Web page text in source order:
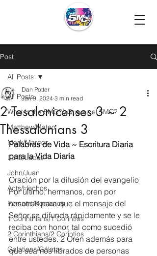
Post
All Posts
What is the 5MC?/¿Que es el 5MC?
Matthew/Mateo
Mark/Marcos
Luke/Lucas
John/Juan
Acts/Hechos
Romans/Romanos
1 Corinthians/1 Corintios
2 Corinthians/2 Corintios
Galatians/Gálatas
All Posts
2 Tesalonicenses 3 ~ 2
Thessalonians 3
Dan Potter
Jan 9, 2024 3 min read
Palabras de Vida ~ Escritura Diaria
para la Vida Diaria
Oración por la difusión del evangelio
Por último, hermanos, oren por
nosotros para que el mensaje del
Señor se difunda rápidamente y se le
reciba con honor, tal como sucedió
entre ustedes. 2 Oren además para
que seamos librados de personas